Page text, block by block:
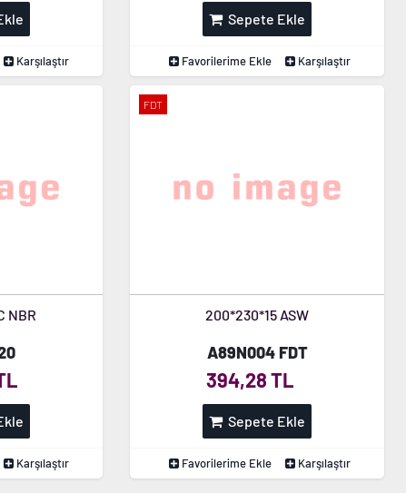
Karşılaştır
Sepete Ekle
Favorilerime Ekle Karşılaştır
NBR
Karşılaştır
FDT
200*230*15 ASW
A89N004 FDT
394,28 TL
Sepete Ekle
Favorilerime Ekle Karşılaştır